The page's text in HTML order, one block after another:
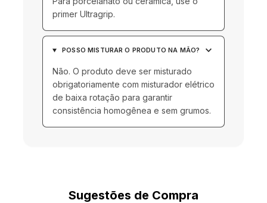
primer Ultragrip.
POSSO MISTURAR O PRODUTO NA MÃO? keyboard_arrow_down
Não. O produto deve ser misturado
obrigatoriamente com misturador elétrico
de baixa rotação para garantir
consistência homogênea e sem grumos.
Sugestões de Compra